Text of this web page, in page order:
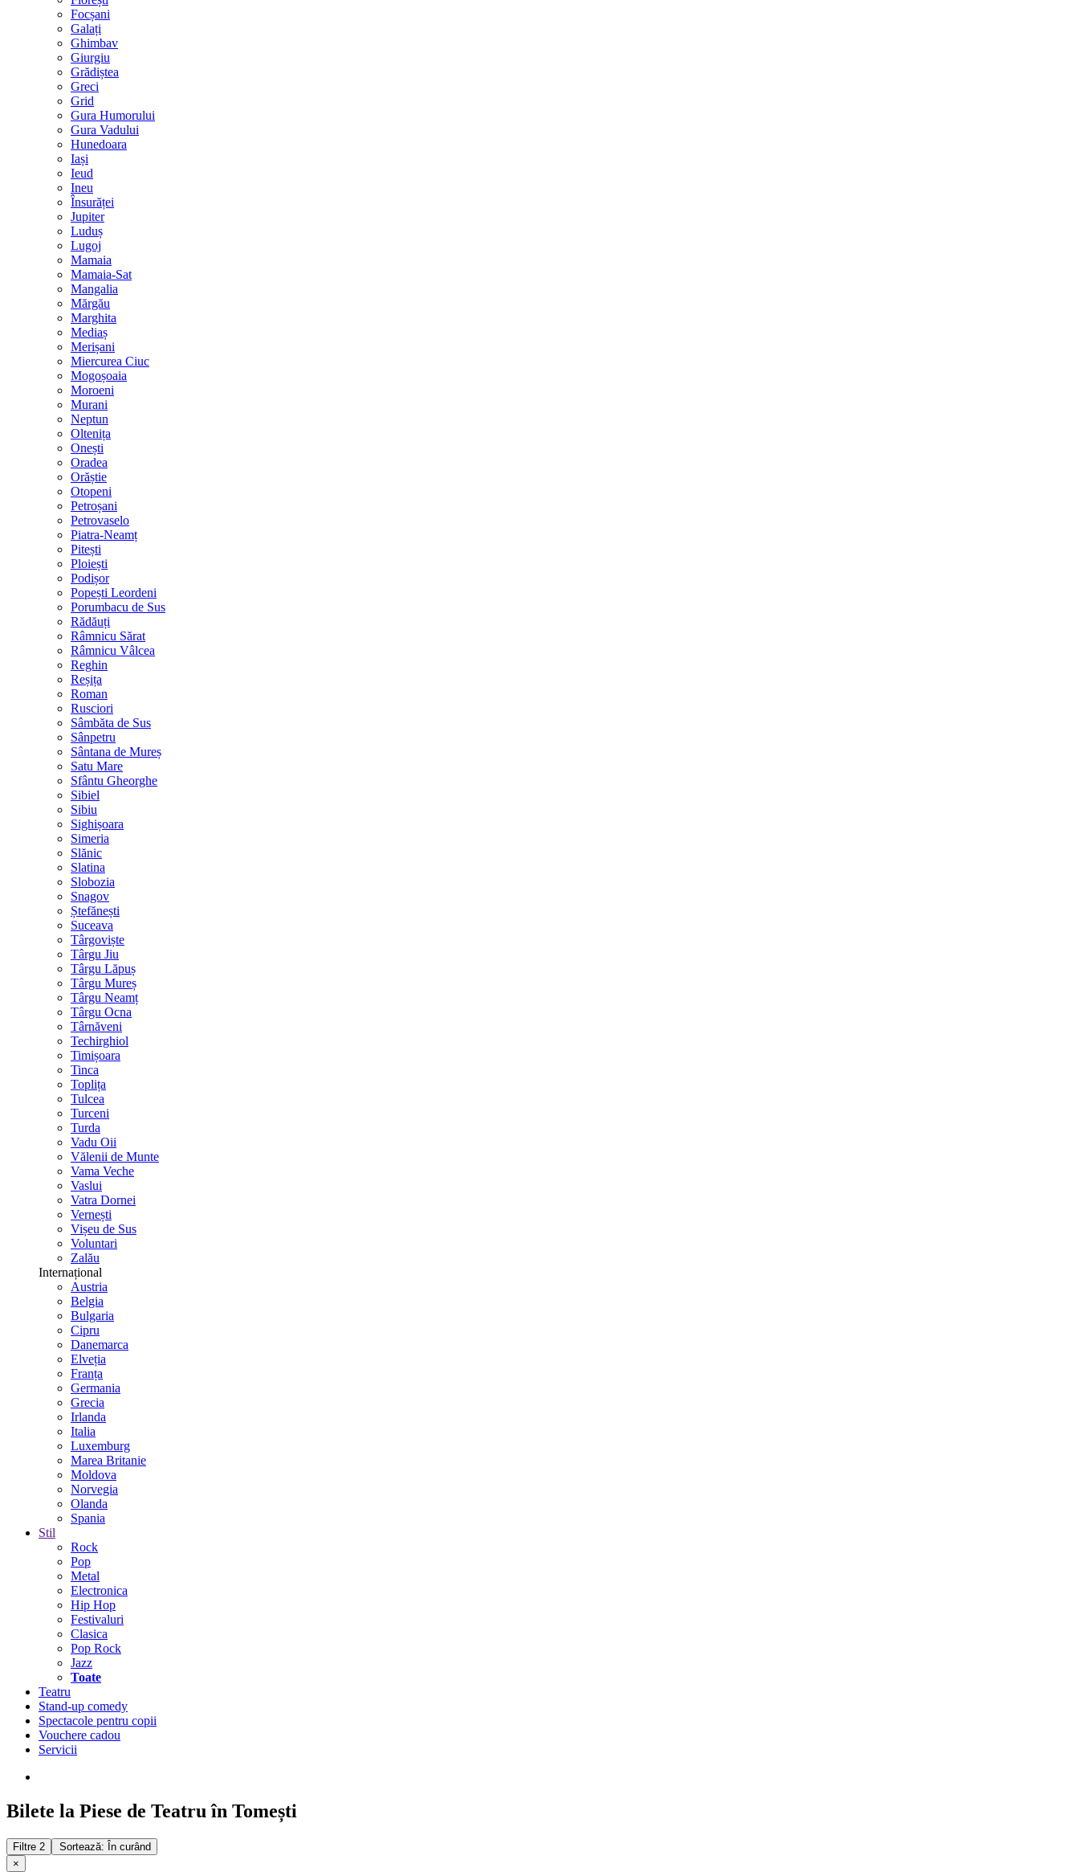
Focșani
Galați
Ghimbav
Giurgiu
Grădiștea
Greci
Grid
Gura Humorului
Gura Vadului
Hunedoara
Iași
Ieud
Ineu
Însurăței
Jupiter
Luduș
Lugoj
Mamaia
Mamaia-Sat
Mangalia
Mărgău
Marghita
Mediaș
Merișani
Miercurea Ciuc
Mogoșoaia
Moroeni
Murani
Neptun
Oltenița
Onești
Oradea
Orăștie
Otopeni
Petroșani
Petrovaselo
Piatra-Neamț
Pitești
Ploiești
Podișor
Popești Leordeni
Porumbacu de Sus
Rădăuți
Râmnicu Sărat
Râmnicu Vâlcea
Reghin
Reșița
Roman
Rusciori
Sâmbăta de Sus
Sânpetru
Sântana de Mureș
Satu Mare
Sfântu Gheorghe
Sibiel
Sibiu
Sighișoara
Simeria
Slănic
Slatina
Slobozia
Snagov
Ștefănești
Suceava
Târgoviște
Târgu Jiu
Târgu Lăpuș
Târgu Mureș
Târgu Neamț
Târgu Ocna
Târnăveni
Techirghiol
Timișoara
Tinca
Toplița
Tulcea
Turceni
Turda
Vadu Oii
Vălenii de Munte
Vama Veche
Vaslui
Vatra Dornei
Vernești
Vișeu de Sus
Voluntari
Zalău
Internațional
Austria
Belgia
Bulgaria
Cipru
Danemarca
Elveția
Franța
Germania
Grecia
Irlanda
Italia
Luxemburg
Marea Britanie
Moldova
Norvegia
Olanda
Spania
Stil
Rock
Pop
Metal
Electronica
Hip Hop
Festivaluri
Clasica
Pop Rock
Jazz
Toate
Teatru
Stand-up comedy
Spectacole pentru copii
Vouchere cadou
Servicii
Bilete la Piese de Teatru în Tomești
Filtre 2
Sortează: În curând
×